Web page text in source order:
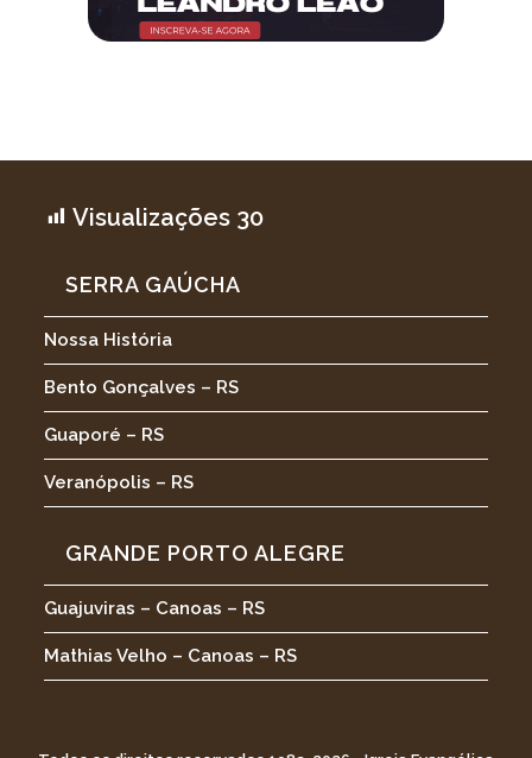
Visualizações 30
SERRA GAÚCHA
Nossa História
Bento Gonçalves – RS
Guaporé – RS
Veranópolis – RS
GRANDE PORTO ALEGRE
Guajuviras – Canoas – RS
Mathias Velho – Canoas – RS